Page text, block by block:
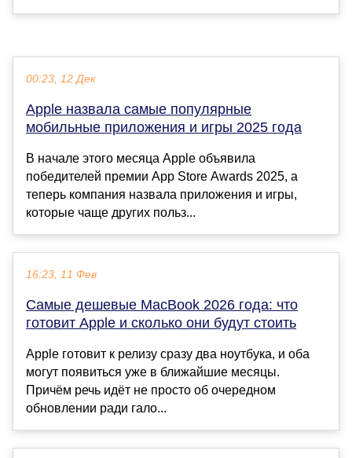
00:23, 12 Дек
Apple назвала самые популярные
мобильные приложения и игры 2025 года
В начале этого месяца Apple объявила
победителей премии App Store Awards 2025, а
теперь компания назвала приложения и игры,
которые чаще других польз...
16:23, 11 Фев
Самые дешевые MacBook 2026 года: что
готовит Apple и сколько они будут стоить
Apple готовит к релизу сразу два ноутбука, и оба
могут появиться уже в ближайшие месяцы.
Причём речь идёт не просто об очередном
обновлении ради гало...